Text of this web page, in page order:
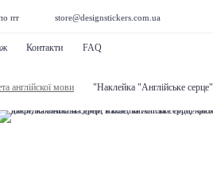
пт store@designstickers.com.ua
Контакти FAQ
англійскої мови "Наклейка "Англійське серце"